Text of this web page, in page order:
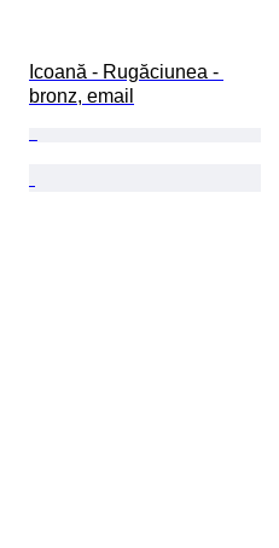
Icoană - Rugăciunea -
bronz, email